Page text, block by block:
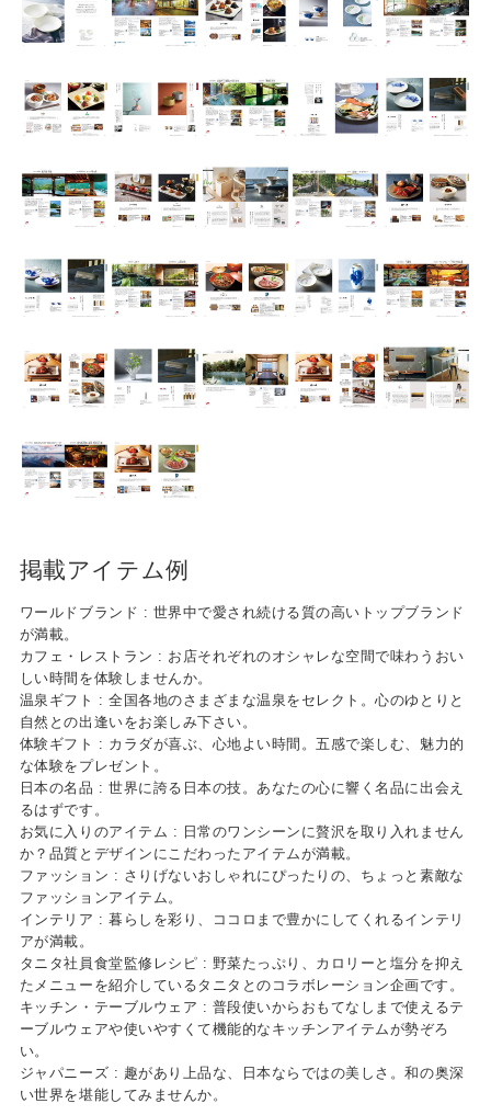
記念品 快気祝い
ハロウィン 喪中お見舞い
おもたせ ウェディング
出産祝い 入園祝い
FEATURE
FEATURE
掲載アイテム例
ワールドブランド : 世界中で愛され続ける質の高いトップブランド
が満載。
カフェ・レストラン : お店それぞれのオシャレな空間で味わうおい
しい時間を体験しませんか。
温泉ギフト : 全国各地のさまざまな温泉をセレクト。心のゆとりと
自然との出逢いをお楽しみ下さい。
体験ギフト : カラダが喜ぶ、心地よい時間。五感で楽しむ、魅力的
な体験をプレゼント。
日本の名品 : 世界に誇る日本の技。あなたの心に響く名品に出会え
るはずです。
お気に入りのアイテム : 日常のワンシーンに贅沢を取り入れません
か？品質とデザインにこだわったアイテムが満載。
ファッション : さりげないおしゃれにぴったりの、ちょっと素敵な
ファッションアイテム。
インテリア : 暮らしを彩り、ココロまで豊かにしてくれるインテリ
アが満載。
タニタ社員食堂監修レシピ : 野菜たっぷり、カロリーと塩分を抑え
たメニューを紹介しているタニタとのコラボレーション企画です。
キッチン・テーブルウェア : 普段使いからおもてなしまで使えるテ
ーブルウェアや使いやすくて機能的なキッチンアイテムが勢ぞろ
い。
ジャパニーズ : 趣があり上品な、日本ならではの美しさ。和の奥深
い世界を堪能してみませんか。